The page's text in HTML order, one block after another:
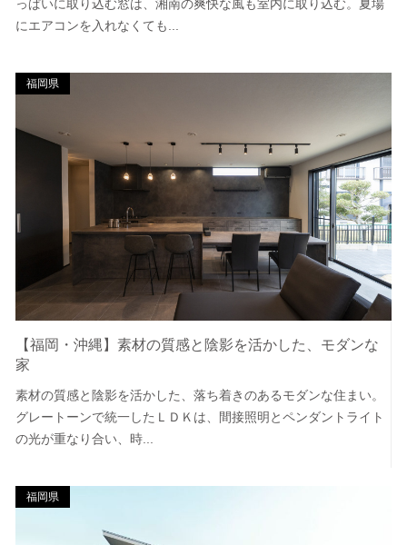
っぱいに取り込む窓は、湘南の爽快な風も室内に取り込む。夏場
にエアコンを入れなくても...
福岡県
【福岡・沖縄】素材の質感と陰影を活かした、モダンな
家
素材の質感と陰影を活かした、落ち着きのあるモダンな住まい。
グレートーンで統一したＬＤＫは、間接照明とペンダントライト
の光が重なり合い、時...
福岡県